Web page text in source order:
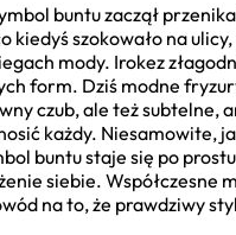
buntu zaczął
kiedyś szokowało na ulicy,
mody. Irokez
form. Dziś modne
czub, ale też subtelne,
każdy. Niesamowite,
buntu staje się po prostu
siebie. Współczesne
na to, że prawdziwy